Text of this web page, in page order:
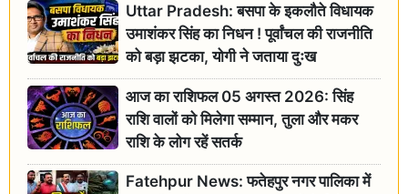
Uttar Pradesh: बसपा के इकलौते विधायक
उमाशंकर सिंह का निधन ! पूर्वांचल की राजनीति
को बड़ा झटका, योगी ने जताया दुःख
आज का राशिफल 05 अगस्त 2026: सिंह
राशि वालों को मिलेगा सम्मान, तुला और मकर
राशि के लोग रहें सतर्क
Fatehpur News: फतेहपुर नगर पालिका में